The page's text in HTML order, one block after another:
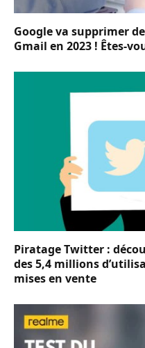
Google va supprimer
Gmail en 2023 ! Êtes-
Piratage Twitter :
des 5,4 millions
mises en vente